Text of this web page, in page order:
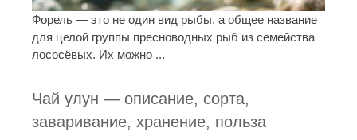
Форель — это не один вид рыбы, а общее название
для целой группы пресноводных рыб из семейства
лососёвых. Их можно ...
Чай улун — описание, сорта,
заваривание, хранение, польза